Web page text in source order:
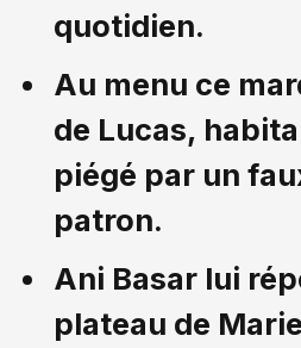
quotidien.
Au menu ce
de Lucas,
piégé par un
patron.
Ani Basar lui
plateau de